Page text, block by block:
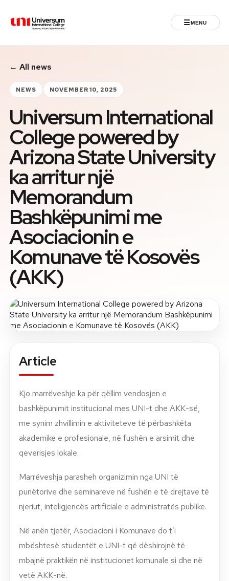
Universum University ☰MENU
MENU
Home
Admissions
Programs
Student Life
International
Powered by ASU
News
Contact
LANGUAGE
EN
AL Apply Now Request Info
SIGN IN
UMS Staff
LMS Canvas
← All news
NEWS NOVEMBER 10, 2025
Universum International
College powered by
Arizona State University
ka arritur një
Memorandum
Bashkëpunimi me
Asociacionin e
Komunave të Kosovës
(AKK)
Article
Kjo marrëveshje ka për qëllim vendosjen e
bashkëpunimit institucional mes UNI-t dhe AKK-së,
me synim zhvillimin e aktiviteteve të përbashkëta
akademike e profesionale, në fushën e arsimit dhe
qeverisjes lokale.
Marrëveshja parasheh organizimin nga UNI të
punëtorive dhe seminareve në fushën e të drejtave të
njeriut, inteligjencës artificiale e administratës publike.
Në anën tjetër, Asociacioni i Komunave do t’i
mbështesë studentët e UNI-t që dëshirojnë të
mbajnë praktikën në institucionet komunale si dhe në
vetë AKK-në.